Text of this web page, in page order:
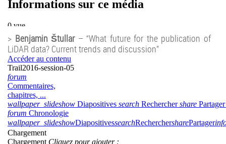
> Benjamin Štullar– “What future for the publication of
LiDAR data? Current trends and discussion”